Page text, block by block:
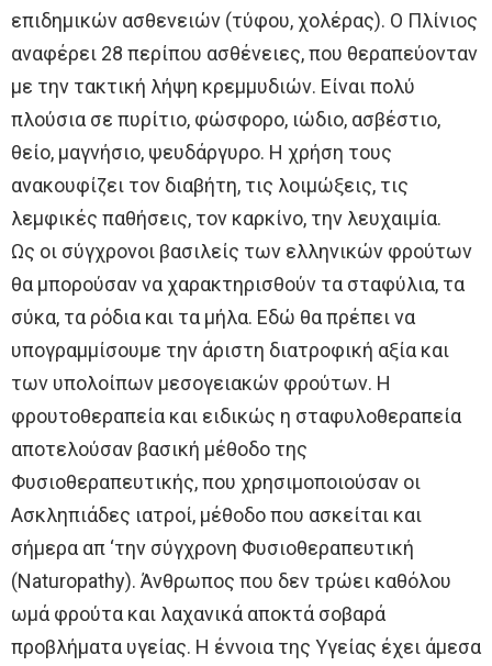
επιδημικών ασθενειών (τύφου, χολέρας). Ο Πλίνιος
αναφέρει 28 περίπου ασθένειες, που θεραπεύονταν
με την τακτική λήψη κρεμμυδιών. Είναι πολύ
πλούσια σε πυρίτιο, φώσφορο, ιώδιο, ασβέστιο,
θείο, μαγνήσιο, ψευδάργυρο. Η χρήση τους
ανακουφίζει τον διαβήτη, τις λοιμώξεις, τις
λεμφικές παθήσεις, τον καρκίνο, την λευχαιμία.
Ως οι σύγχρονοι βασιλείς των ελληνικών φρούτων
θα μπορούσαν να χαρακτηρισθούν τα σταφύλια, τα
σύκα, τα ρόδια και τα μήλα. Εδώ θα πρέπει να
υπογραμμίσουμε την άριστη διατροφική αξία και
των υπολοίπων μεσογειακών φρούτων. Η
φρουτοθεραπεία και ειδικώς η σταφυλοθεραπεία
αποτελούσαν βασική μέθοδο της
Φυσιοθεραπευτικής, που χρησιμοποιούσαν οι
Ασκληπιάδες ιατροί, μέθοδο που ασκείται και
σήμερα απ ‘την σύγχρονη Φυσιοθεραπευτική
(Naturopathy). Άνθρωπος που δεν τρώει καθόλου
ωμά φρούτα και λαχανικά αποκτά σοβαρά
προβλήματα υγείας. Η έννοια της Υγείας έχει άμεσα